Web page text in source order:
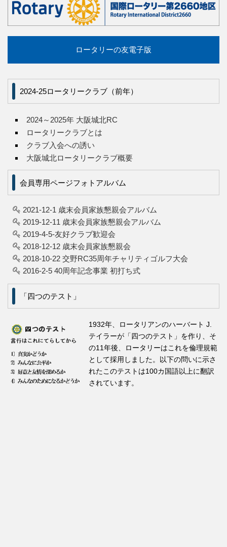
ロータリーの友電子版
2024-25ロータリークラブ（前年）
2024～2025年 大阪城北RC
ロータリークラブとは
クラブ入会への誘い
大阪城北ロータリークラブ概要
会員専用ページフォトアルバム
2021-12-1 歳末会員家族懇親会アルバム
2019-12-11 歳末会員家族懇親会アルバム
2019-4-5-友好クラブ歓迎会
2018-12-12 歳末会員家族懇親会
2018-10-22 交野RC35周年チャリティゴルフ大会
2016-2-5 40周年記念事業 初打ち式
「四つのテスト」
1932年、ロータリアンのハーバート J.
テイラーが「四つのテスト」を作り、そ
の11年後、ロータリーはこれを倫理規範
として採用しました。以下の問いに示さ
れたこのテストは100カ国語以上に翻訳
されています。